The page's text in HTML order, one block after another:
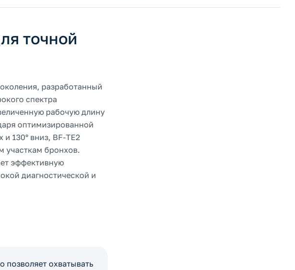
точной
разработанный
спектра
рабочую длину
оптимизированной
130° вниз, BF-TE2
участкам бронхов.
эффективную
диагностической и
охватывать